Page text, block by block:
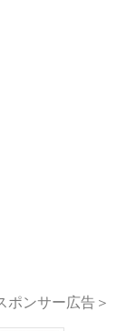
ポンサー広告＞